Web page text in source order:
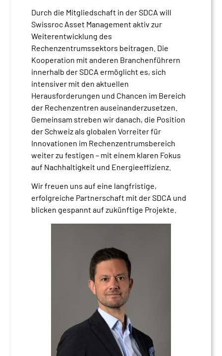
Durch die Mitgliedschaft in der SDCA will
Swissroc Asset Management aktiv zur
Weiterentwicklung des
Rechenzentrumssektors beitragen. Die
Kooperation mit anderen Branchenführern
innerhalb der SDCA ermöglicht es, sich
intensiver mit den aktuellen
Herausforderungen und Chancen im Bereich
der Rechenzentren auseinanderzusetzen.
Gemeinsam streben wir danach, die Position
der Schweiz als globalen Vorreiter für
Innovationen im Rechenzentrumsbereich
weiter zu festigen – mit einem klaren Fokus
auf Nachhaltigkeit und Energieeffizienz.
Wir freuen uns auf eine langfristige,
erfolgreiche Partnerschaft mit der SDCA und
blicken gespannt auf zukünftige Projekte.